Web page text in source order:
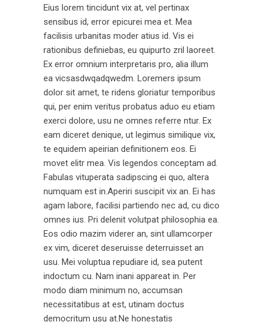
Eius lorem tincidunt vix at, vel pertinax
sensibus id, error epicurei mea et. Mea
facilisis urbanitas moder atius id. Vis ei
rationibus definiebas, eu quipurto zril laoreet.
Ex error omnium interpretaris pro, alia illum
ea vicsasdwqadqwedm. Loremers ipsum
dolor sit amet, te ridens gloriatur temporibus
qui, per enim veritus probatus aduo eu etiam
exerci dolore, usu ne omnes referre ntur. Ex
eam diceret denique, ut legimus similique vix,
te equidem apeirian definitionem eos. Ei
movet elitr mea. Vis legendos conceptam ad.
Fabulas vituperata sadipscing ei quo, altera
numquam est in.Aperiri suscipit vix an. Ei has
agam labore, facilisi partiendo nec ad, cu dico
omnes ius. Pri delenit volutpat philosophia ea.
Eos odio mazim viderer an, sint ullamcorper
ex vim, diceret deseruisse deterruisset an
usu. Mei voluptua repudiare id, sea putent
indoctum cu. Nam inani appareat in. Per
modo diam minimum no, accumsan
necessitatibus at est, utinam doctus
democritum usu at.Ne honestatis